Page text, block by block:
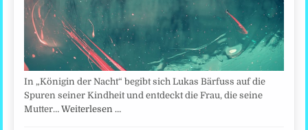
In „Königin der Nacht“ begibt sich Lukas Bärfuss auf die
Spuren seiner Kindheit und entdeckt die Frau, die seine
Mutter…Weiterlesen …